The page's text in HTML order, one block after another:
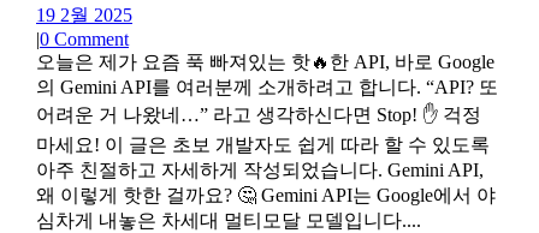
19 2월 2025
|0 Comment
오늘은 제가 요즘 푹 빠져있는 핫🔥한 API, 바로 Google
의 Gemini API를 여러분께 소개하려고 합니다. “API? 또
어려운 거 나왔네…” 라고 생각하신다면 Stop! ✋ 걱정
마세요! 이 글은 초보 개발자도 쉽게 따라 할 수 있도록
아주 친절하고 자세하게 작성되었습니다. Gemini API,
왜 이렇게 핫한 걸까요? 🤔 Gemini API는 Google에서 야
심차게 내놓은 차세대 멀티모달 모델입니다....